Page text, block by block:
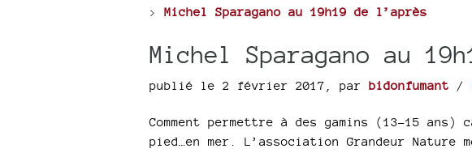
> Michel Sparagano au 19h19 de l’après
Michel Sparagano au
publié le 2 février 2017 par bidonfumant /
Comment permettre à des gamins (13-15
pied…en mer. L’association Grandeur Nature